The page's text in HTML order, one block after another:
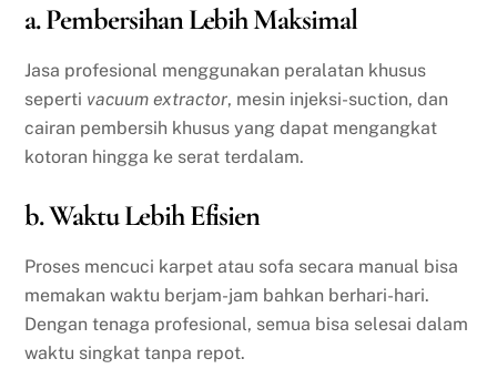
a. Pembersihan Lebih Maksimal
Jasa profesional menggunakan peralatan khusus
seperti vacuum extractor, mesin injeksi-suction, dan
cairan pembersih khusus yang dapat mengangkat
kotoran hingga ke serat terdalam.
b. Waktu Lebih Efisien
Proses mencuci karpet atau sofa secara manual bisa
memakan waktu berjam-jam bahkan berhari-hari.
Dengan tenaga profesional, semua bisa selesai dalam
waktu singkat tanpa repot.